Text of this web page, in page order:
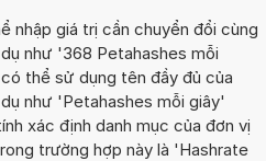
nhập giá trị cần chuyển đổi cùng
như '368 Petahashes mỗi
thể sử dụng tên đầy đủ của
như 'Petahashes mỗi giây'
xác định danh mục của đơn vị
trường hợp này là 'Hashrate